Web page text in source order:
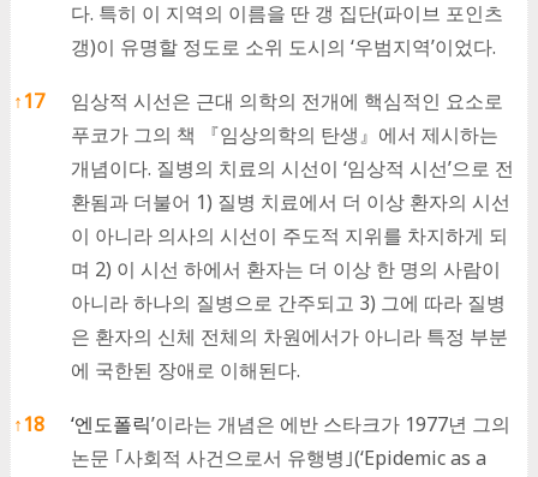
다. 특히 이 지역의 이름을 딴 갱 집단(파이브 포인츠
갱)이 유명할 정도로 소위 도시의 ‘우범지역’이었다.
↑17
임상적 시선은 근대 의학의 전개에 핵심적인 요소로
푸코가 그의 책 『임상의학의 탄생』에서 제시하는
개념이다. 질병의 치료의 시선이 ‘임상적 시선’으로 전
환됨과 더불어 1) 질병 치료에서 더 이상 환자의 시선
이 아니라 의사의 시선이 주도적 지위를 차지하게 되
며 2) 이 시선 하에서 환자는 더 이상 한 명의 사람이
아니라 하나의 질병으로 간주되고 3) 그에 따라 질병
은 환자의 신체 전체의 차원에서가 아니라 특정 부분
에 국한된 장애로 이해된다.
↑18 ‘엔도폴릭’이라는 개념은 에반 스타크가 1977년 그의
논문 ｢사회적 사건으로서 유행병｣(‘Epidemic as a